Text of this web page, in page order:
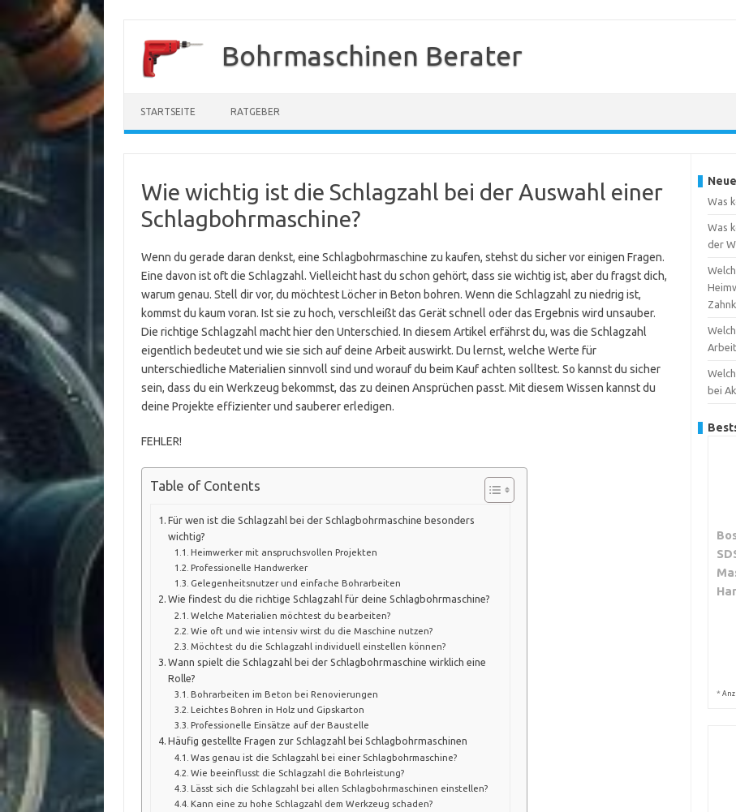
springen
Bohrmaschinen Berater
STARTSEITE RATGEBER
Wie wichtig ist die Schlagzahl bei der Auswahl einer
Schlagbohrmaschine?
Wenn du gerade daran denkst, eine Schlagbohrmaschine zu kaufen, stehst du sicher vor einigen Fragen.
Eine davon ist oft die Schlagzahl. Vielleicht hast du schon gehört, dass sie wichtig ist, aber du fragst dich,
warum genau. Stell dir vor, du möchtest Löcher in Beton bohren. Wenn die Schlagzahl zu niedrig ist,
kommst du kaum voran. Ist sie zu hoch, verschleißt das Gerät schnell oder das Ergebnis wird unsauber.
Die richtige Schlagzahl macht hier den Unterschied. In diesem Artikel erfährst du, was die Schlagzahl
eigentlich bedeutet und wie sie sich auf deine Arbeit auswirkt. Du lernst, welche Werte für
unterschiedliche Materialien sinnvoll sind und worauf du beim Kauf achten solltest. So kannst du sicher
sein, dass du ein Werkzeug bekommst, das zu deinen Ansprüchen passt. Mit diesem Wissen kannst du
deine Projekte effizienter und sauberer erledigen.
FEHLER!
Table of Contents
Für wen ist die Schlagzahl bei der Schlagbohrmaschine besonders
wichtig?
Heimwerker mit anspruchsvollen Projekten
Professionelle Handwerker
Gelegenheitsnutzer und einfache Bohrarbeiten
Wie findest du die richtige Schlagzahl für deine Schlagbohrmaschine?
Welche Materialien möchtest du bearbeiten?
Wie oft und wie intensiv wirst du die Maschine nutzen?
Möchtest du die Schlagzahl individuell einstellen können?
Wann spielt die Schlagzahl bei der Schlagbohrmaschine wirklich eine
Rolle?
Bohrarbeiten im Beton bei Renovierungen
Leichtes Bohren in Holz und Gipskarton
Professionelle Einsätze auf der Baustelle
Häufig gestellte Fragen zur Schlagzahl bei Schlagbohrmaschinen
Was genau ist die Schlagzahl bei einer Schlagbohrmaschine?
Wie beeinflusst die Schlagzahl die Bohrleistung?
Lässt sich die Schlagzahl bei allen Schlagbohrmaschinen einstellen?
Kann eine zu hohe Schlagzahl dem Werkzeug schaden?
Was
Was
der
bei
*